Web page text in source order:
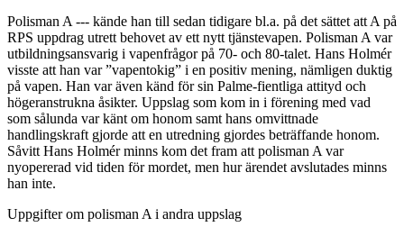
Polisman A --- kände han till sedan tidigare bl.a. på det sättet att A på
RPS uppdrag utrett behovet av ett nytt tjänstevapen. Polisman A var
utbildningsansvarig i vapenfrågor på 70- och 80-talet. Hans Holmér
visste att han var ”vapentokig” i en positiv mening, nämligen duktig
på vapen. Han var även känd för sin Palme-fientliga attityd och
högeranstrukna åsikter. Uppslag som kom in i förening med vad
som sålunda var känt om honom samt hans omvittnade
handlingskraft gjorde att en utredning gjordes beträffande honom.
Såvitt Hans Holmér minns kom det fram att polisman A var
nyopererad vid tiden för mordet, men hur ärendet avslutades minns
han inte.
Uppgifter om polisman A i andra uppslag